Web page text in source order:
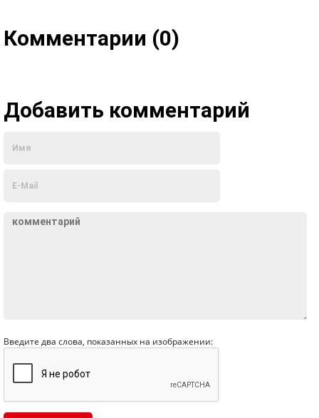
Комментарии (0)
Добавить комментарий
Введите два слова, показанных на изображении: